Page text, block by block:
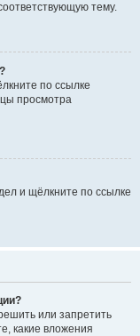
тему.
по ссылке
просмотра
и щёлкните по ссылке
или запретить
какие вложения